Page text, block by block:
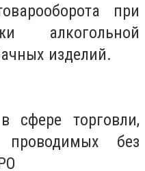
при
алкогольной
изделий.
сфере торговли,
без